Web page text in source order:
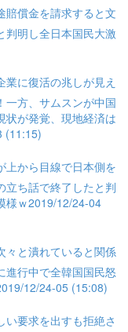
賠償金を請求すると文
判明し全日本国民大激
に復活の兆しが見え
一方、サムスンが中国
状が発覚、現地経済は
(11:15)
上から目線で日本側を
ち話で終了したと判
様ｗ2019/12/24-04
々と潰れていると関係
進行中で全韓国国民怒
12/24-05 (15:08)
い要求を出すも拒絶さ